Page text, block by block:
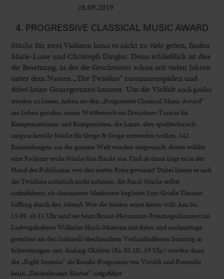
28.09.2019
4. PROGRESSIVE CLASSICAL MUSIC AWARD
Stücke für zwei Violinen kann es nicht zu viele geben, finden
Marie-Luise und Christoph Dingler. Denn schließlich ist dies
die Besetzung, in der die Geschwister schon seit vielen Jahren
unter dem Namen „The Twiolins“ zusammenspielen und
dabei keine Genregrenzen kennen. Um die Vielfaltnoch größer
werdenzu lassen, haben sie den „Progressive Classical Music Award“
ins Leben gerufen,einen Wettbewerbim Dreijahres-Turnus für
Komponistinnen und Komponisten, die kurze, aber spieltechnisch
anspruchsvolle Stücke für Geige & Geige entwerfen wollen. 342
Einsendungen aus der ganzen Welt wurden eingesandt, davon wählte
eine Fachjury sechs Stücke fürs Finale aus. Und ab dann liegt es in der
Hand des Publikums, wer den ersten Preis gewinnt! Dabei lassen es sich
die Twiolins natürlich nicht nehmen, die Final-Stücke selbst
aufzuführen; als charmanter Moderator begleitet Jazz-Größe Thomas
Siffling durch den Abend. Wer die beiden sonst hören will: Am So,
15.09. ab 11 Uhr sind sie beim Bruno-Herrmann-Preisträgerkonzert im
Ludwigshafener Wilhelm-Hack-Museum mit dabei und nachmittags
gestalten sie den kulturell überhauchten Verkaufsoffenen Sonntag in
Schwetzingen mit. Anfang Oktober (Sa, 05.10., 19 Uhr) werden dann
die „Eight Seasons“ als Kombi-Programm von Vivaldi und Piazzolla
beim „Deidesheimer Herbst“ aufgeführt.